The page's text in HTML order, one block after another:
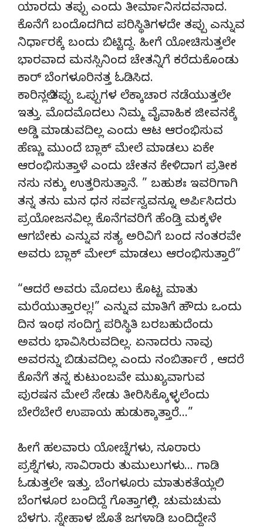
ಯಾರದು ತಪ್ಪು ಎಂದು ತೀರ್ಮಾನಿಸದವನಾದ.
ಕೊನೆಗೆ ಬಂದೊದಗಿದ ಪರಿಸ್ಥಿತಿಗಳದೇ ತಪ್ಪು ಎನ್ನುವ
ನಿರ್ಧಾರಕ್ಕೆ ಬಂದು ಬಿಟ್ಟಿದ್ದ. ಹೀಗೆ ಯೋಚಿಸುತ್ತಲೇ
ಭಾರವಾದ ಮನಸ್ಸಿನಿಂದ ಚೇತನ್ನಿಗೆ ಕರೆದುಕೊಂಡು
ಕಾರ್ ಬೆಂಗಳೂರಿನತ್ತ ಓಡಿಸಿದ.
ಕಾರಿನಲ್ಲಿ ತಪ್ಪು ಒಪ್ಪುಗಳ ಲೆಕ್ಕಾಚಾರ ನಡೆಯುತ್ತಲೇ
ಇತ್ತು. ಮೊದಮೊದಲು ನಿಮ್ಮ ವೈವಾಹಿಕ ಜೀವನಕ್ಕೆ
ಅಡ್ಡಿ ಮಾಡುವದಿಲ್ಲ ಎಂದು ಆಟ ಆರಂಭಿಸುವ
ಹೆಣ್ಣು ಮುಂದೆ ಬ್ಲಾಕ್ ಮೇಲೆ ಮಾಡಲು ಏಕೇ
ಆರಂಭಿಸುತ್ತಾಳೆ ಎಂದು ಚೇತನ ಕೇಳಿದಾಗ ಪ್ರತೀಕ
ನಸು ನಕ್ಕು ಉತ್ತರಿಸುತ್ತಾನೆ. ” ಬಹುಶಃ ಇವರಿಗಾಗಿ
ತನ್ನ ತನು ಮನ ಧನ ಸರ್ವಸ್ವವನ್ನೂ ಅರ್ಪಿಸಿದರು
ಪ್ರಯೋಜನವಿಲ್ಲ ಕೊನೆಗವರಿಗೆ ಹೆಂಡ್ತಿ ಮಕ್ಕಳೇ
ಆಗಬೇಕು ಎನ್ನುವ ಸತ್ಯ ಅರಿವಿಗೆ ಬಂದ ನಂತರವೇ
ಅವರು ಬ್ಲಾಕ್ ಮೇಲ್ ಮಾಡಲು ಆರಂಭಿಸುತ್ತಾರೆ”
“ಆದರೆ ಅವರು ಮೊದಲು ಕೊಟ್ಟ ಮಾತು
ಮರೆಯುತ್ತಾರಲ್ಲ!” ಎನ್ನುವ ಮಾತಿಗೆ ಹೌದು ಒಂದು
ದಿನ ಇಂಥ ಸಂದಿಗ್ದ ಪರಿಸ್ಥಿತಿ ಬರಬಹುದೆಂದು
ಅವರು ಭಾವಿಸಿರುವದಿಲ್ಲ. ಏನಾದರು ನಾವು
ಅವರನ್ನು ಬಿಡುವದಿಲ್ಲ ಎಂದು ನಂಬಿರ್ತಾರೆ , ಆದರೆ
ಕೊನೆಗೆ ತನ್ನ ಕುಟುಂಬವೇ ಮುಖ್ಯವಾಗುವ
ಪುರಷನ ಮೇಲೆ ಸೇಡು ತೀರಿಸಿಕ್ಕೊಳ್ಳಲೆಂದು
ಬೇರೆಬೇರೆ ಉಪಾಯ ಹುಡುಕ್ಕಾತ್ತಾರೆ…”
ಹೀಗೆ ಹಲವಾರು ಯೋಚ್ನೆಗಳು, ನೂರಾರು
ಪ್ರಶ್ನೆಗಳು, ಸಾವಿರಾರು ತುಮುಲುಗಳು… ಗಾಡಿ
ಓಡುತ್ತಲೇ ಇತ್ತು. ಬೆಂಗಳೂರು ಮಾತುಕತೆಯಲ್ಲಿ
ಬೆಂಗಳೂರ ಬಂದಿದ್ದೆ ಗೊತ್ತಾಗಲಿಲ್ಲ. ಚುಮಚುಮ
ಬೆಳಗು. ಸ್ನೇಹಾಳ ಜೊತೆ ಜಗಳಾಡಿ ಬಂದಿದ್ದೇನೆ